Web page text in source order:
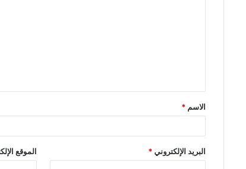
ق
*
الاسم*
البريد الإلكتروني* الموقع